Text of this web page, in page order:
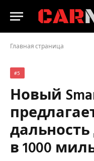
Главная страница
#5
Новый
дальность
в 1000